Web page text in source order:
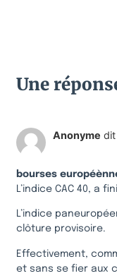
Une
Anonyme dit
bourses
L’indice CAC 40, a
L’indice
clôture provisoire.
Effectivement,
et sans se fier aux